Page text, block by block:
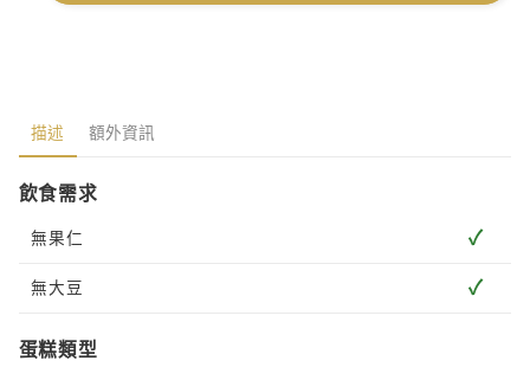
描述 額外資訊
飲食需求
無果仁 ✓
無大豆 ✓
蛋糕類型